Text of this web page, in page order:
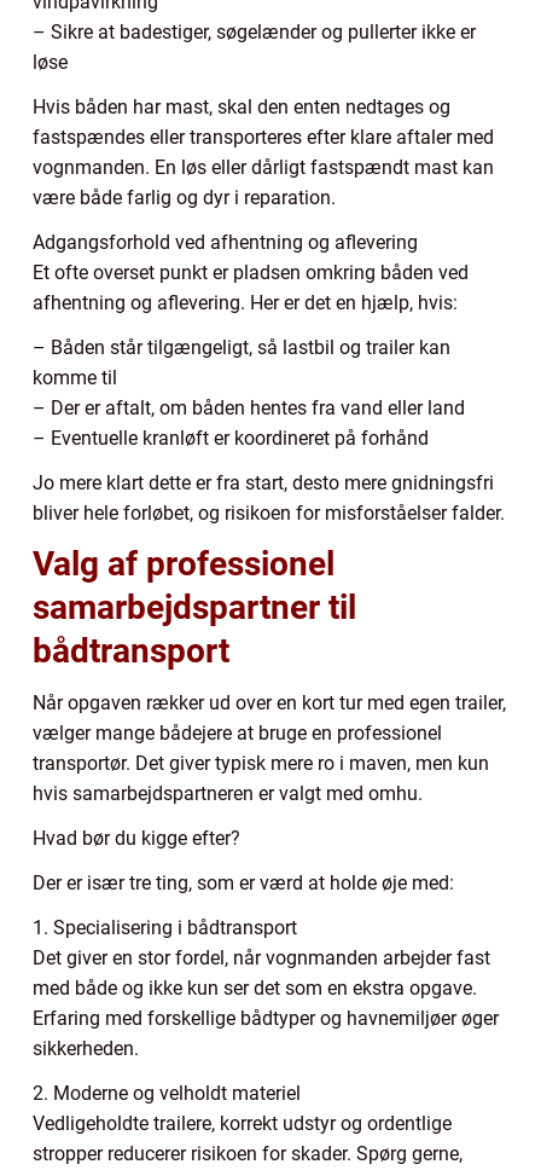
– Sikre at badestiger, søgelænder og pullerter ikke er
løse
Hvis båden har mast, skal den enten nedtages og
fastspændes eller transporteres efter klare aftaler med
vognmanden. En løs eller dårligt fastspændt mast kan
være både farlig og dyr i reparation.
Adgangsforhold ved afhentning og aflevering
Et ofte overset punkt er pladsen omkring båden ved
afhentning og aflevering. Her er det en hjælp, hvis:
– Båden står tilgængeligt, så lastbil og trailer kan
komme til
– Der er aftalt, om båden hentes fra vand eller land
– Eventuelle kranløft er koordineret på forhånd
Jo mere klart dette er fra start, desto mere gnidningsfri
bliver hele forløbet, og risikoen for misforståelser falder.
Valg af professionel
samarbejdspartner til
bådtransport
Når opgaven rækker ud over en kort tur med egen trailer,
vælger mange bådejere at bruge en professionel
transportør. Det giver typisk mere ro i maven, men kun
hvis samarbejdspartneren er valgt med omhu.
Hvad bør du kigge efter?
Der er især tre ting, som er værd at holde øje med:
1. Specialisering i bådtransport
Det giver en stor fordel, når vognmanden arbejder fast
med både og ikke kun ser det som en ekstra opgave.
Erfaring med forskellige bådtyper og havnemiljøer øger
sikkerheden.
2. Moderne og velholdt materiel
Vedligeholdte trailere, korrekt udstyr og ordentlige
stropper reducerer risikoen for skader. Spørg gerne,